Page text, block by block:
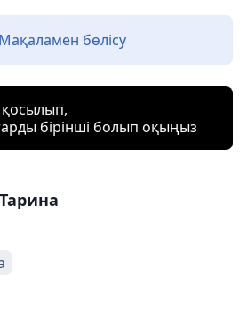
Мақаламен бөлісу
қосылып,
бірінші болып оқыңыз